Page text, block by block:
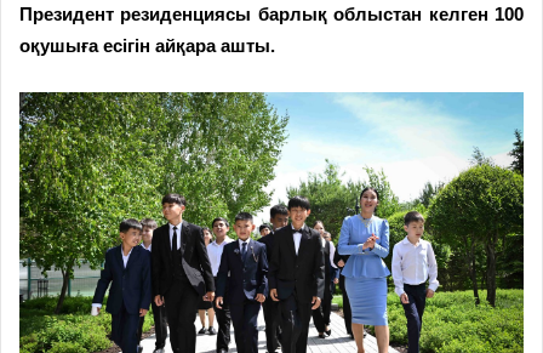
Президент резиденциясы барлық облыстан келген 100
оқушыға есігін айқара ашты.